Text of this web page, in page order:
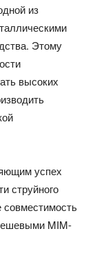
из
Этому
высоких
успех
струйного
совместимость
MIM-